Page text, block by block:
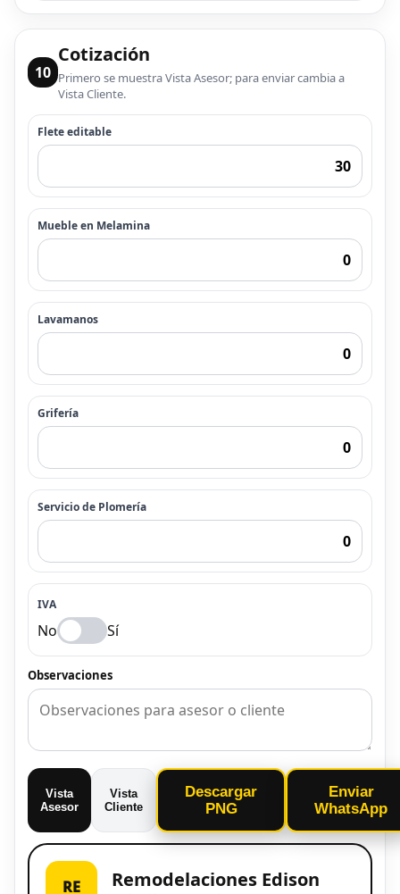
10
Cotización
Primero se muestra Vista Asesor; para enviar cambia a
Vista Cliente.
Flete editable
Mueble en Melamina
Lavamanos
Grifería
Servicio de Plomería
IVA
No Sí
Observaciones
Vista
Asesor
Vista
Cliente
Descargar
PNG
Enviar
WhatsApp
RE Remodelaciones Edison